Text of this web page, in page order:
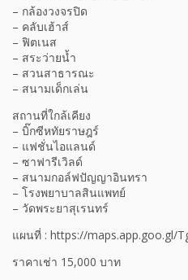
– กล้องวงจรปิด
– คลับเฮ้าส์
– ฟิตเนส
– สระว่ายน้ำ
– สวนสาธารณะ
– สนามเด็กเล่น
สถานที่ใกล้เคียง
– บิ๊กซีหทัยราษฎร์
– แฟชั่นไอแลนด์
– ซาฟารีเวิลด์
– สนามกอล์ฟปัญญาอินทรา
– โรงพยาบาลสินแพทย์
– วัดพระยาสุเรนทร์
แผนที่ : https://maps.app.goo.gl/
ราคาเช่า 15,000 บาท